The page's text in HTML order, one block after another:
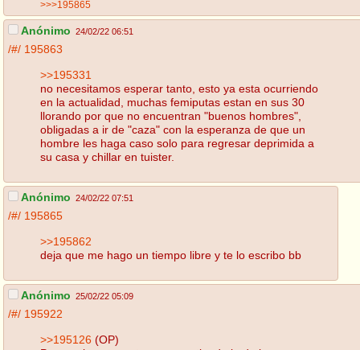
>>>195865
Anónimo 24/02/22 06:51
/#/ 195863
>>195331
no necesitamos esperar tanto, esto ya esta ocurriendo
en la actualidad, muchas femiputas estan en sus 30
llorando por que no encuentran "buenos hombres",
obligadas a ir de "caza" con la esperanza de que un
hombre les haga caso solo para regresar deprimida a
su casa y chillar en tuister.
Anónimo 24/02/22 07:51
/#/ 195865
>>195862
deja que me hago un tiempo libre y te lo escribo bb
Anónimo 25/02/22 05:09
/#/ 195922
>>195126 (OP)